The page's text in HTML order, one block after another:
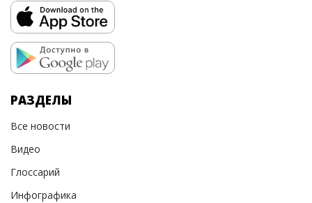
РАЗДЕЛЫ
Все новости
Видео
Глоссарий
Инфографика